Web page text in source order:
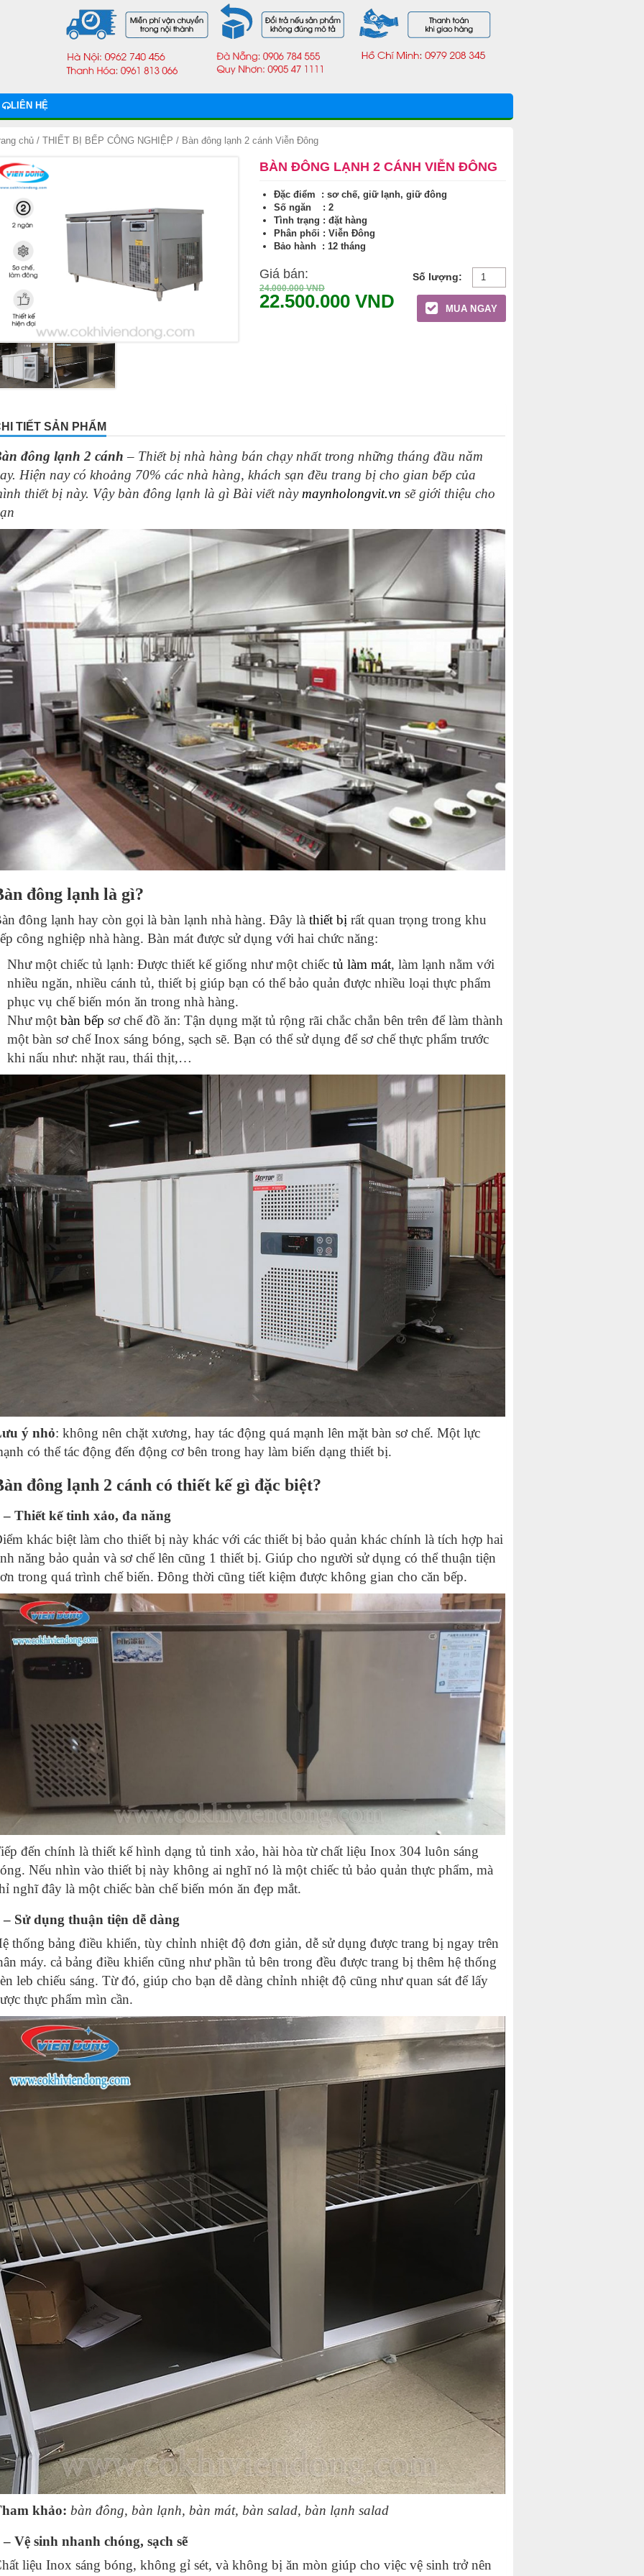
LIÊN HỆ
chủ / THIẾT BỊ BẾP CÔNG NGHIỆP / Bàn đông lạnh 2 cánh Viễn Đông
BÀN ĐÔNG LẠNH 2 CÁNH VIỄN ĐÔNG
Đặc điểm : sơ chế, giữ lạnh, giữ đông
Số ngăn : 2
Tình trạng : đặt hàng
Phân phối : Viễn Đông
Bảo hành : 12 tháng
Giá bán:
24.000.000VND
22.500.000 VND MUA NGAY
TIẾT SẢN PHẨM
đông lạnh 2 cánh – Thiết bị nhà hàng bán chạy nhất trong những tháng đầu năm
Hiện nay có khoảng 70% các nhà hàng, khách sạn đều trang bị cho gian bếp của
thiết bị này. Vậy bàn đông lạnh là gì Bài viết này maynholongvit.vn sẽ giới thiệu cho
đông lạnh là gì?
đông lạnh hay còn gọi là bàn lạnh nhà hàng. Đây là thiết bị rất quan trọng trong khu
công nghiệp nhà hàng. Bàn mát được sử dụng với hai chức năng:
Như một chiếc tủ lạnh: Được thiết kế giống như một chiếc tủ làm mát, làm lạnh nằm với
nhiều ngăn, nhiều cánh tủ, thiết bị giúp bạn có thể bảo quản được nhiều loại thực phẩm
phục vụ chế biến món ăn trong nhà hàng.
Như một bàn bếp sơ chế đồ ăn: Tận dụng mặt tủ rộng rãi chắc chắn bên trên để làm thành
một bàn sơ chế Inox sáng bóng, sạch sẽ. Bạn có thể sử dụng để sơ chế thực phẩm trước
khi nấu như: nhặt rau, thái thịt,…
ý nhỏ: không nên chặt xương, hay tác động quá mạnh lên mặt bàn sơ chế. Một lực
có thể tác động đến động cơ bên trong hay làm biến dạng thiết bị.
đông lạnh 2 cánh có thiết kế gì đặc biệt?
– Thiết kế tinh xảo, đa năng
khác biệt làm cho thiết bị này khác với các thiết bị bảo quản khác chính là tích hợp hai
năng bảo quản và sơ chế lên cũng 1 thiết bị. Giúp cho người sử dụng có thể thuận tiện
trong quá trình chế biến. Đông thời cũng tiết kiệm được không gian cho căn bếp.
đến chính là thiết kế hình dạng tủ tinh xảo, hài hòa từ chất liệu Inox 304 luôn sáng
Nếu nhìn vào thiết bị này không ai nghĩ nó là một chiếc tủ bảo quản thực phẩm, mà
nghĩ đây là một chiếc bàn chế biến món ăn đẹp mắt.
– Sử dụng thuận tiện dễ dàng
thống bảng điều khiển, tùy chỉnh nhiệt độ đơn giản, dễ sử dụng được trang bị ngay trên
máy. cả bảng điều khiển cũng như phần tủ bên trong đều được trang bị thêm hệ thống
leb chiếu sáng. Từ đó, giúp cho bạn dễ dàng chỉnh nhiệt độ cũng như quan sát để lấy
thực phẩm mìn cần.
khảo: bàn đông, bàn lạnh, bàn mát, bàn salad, bàn lạnh salad
– Vệ sinh nhanh chóng, sạch sẽ
liệu Inox sáng bóng, không gỉ sét, và không bị ăn mòn giúp cho việc vệ sinh trở nên